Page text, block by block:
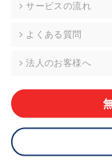
株式会社div 個人情
メールアドレス
ご本人様が当社に
応ができない場合が
8.cookieにより取得
サービスの流れ
よくある質問
法人のお客様へ